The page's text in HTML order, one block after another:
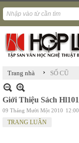
Trang nhà › SỐ CŨ
Giới Thiệu Sách
09 Tháng Mười Một 2010
TRANG LUÂN